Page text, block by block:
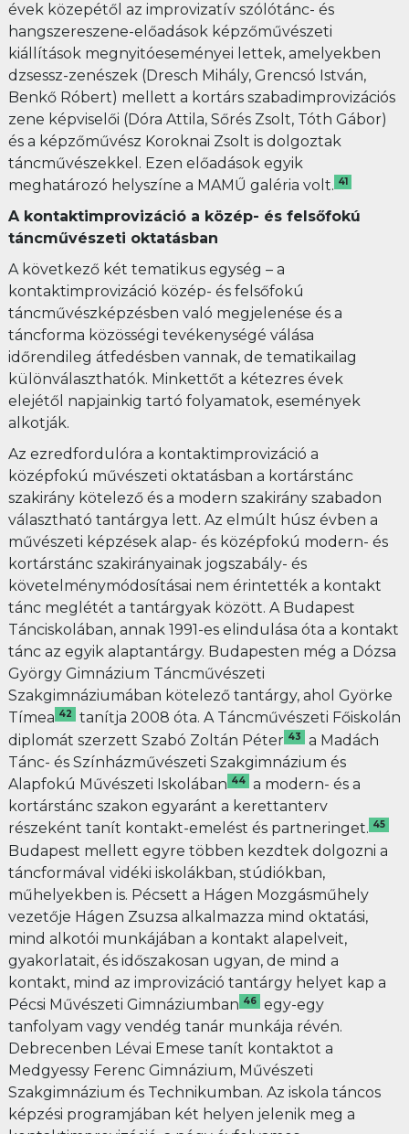
évek közepétől az improvizatív szólótánc- és
hangszereszene-előadások képzőművészeti
kiállítások megnyitóeseményei lettek, amelyekben
dzsessz-zenészek (Dresch Mihály, Grencsó István,
Benkő Róbert) mellett a kortárs szabadimprovizációs
zene képviselői (Dóra Attila, Sőrés Zsolt, Tóth Gábor)
és a képzőművész Koroknai Zsolt is dolgoztak
táncművészekkel. Ezen előadások egyik
meghatározó helyszíne a MAMŰ galéria volt. 41
A kontaktimprovizáció a közép- és felsőfokú
táncművészeti oktatásban
A következő két tematikus egység – a
kontaktimprovizáció közép- és felsőfokú
táncművészképzésben való megjelenése és a
táncforma közösségi tevékenységé válása
időrendileg átfedésben vannak, de tematikailag
különválaszthatók. Minkettőt a kétezres évek
elejétől napjainkig tartó folyamatok, események
alkotják.
Az ezredfordulóra a kontaktimprovizáció a
középfokú művészeti oktatásban a kortárstánc
szakirány kötelező és a modern szakirány szabadon
választható tantárgya lett. Az elmúlt húsz évben a
művészeti képzések alap- és középfokú modern- és
kortárstánc szakirányainak jogszabály- és
követelménymódosításai nem érintették a kontakt
tánc meglétét a tantárgyak között. A Budapest
Tánciskolában, annak 1991-es elindulása óta a kontakt
tánc az egyik alaptantárgy. Budapesten még a Dózsa
György Gimnázium Táncművészeti
Szakgimnáziumában kötelező tantárgy, ahol Györke
Tímea 42
tanítja 2008 óta. A Táncművészeti Főiskolán
diplomát szerzett Szabó Zoltán Péter 43
a Madách
Tánc- és Színházművészeti Szakgimnázium és
Alapfokú Művészeti Iskolában 44
a modern- és a
kortárstánc szakon egyaránt a kerettanterv
részeként tanít kontakt-emelést és partneringet. 45
Budapest mellett egyre többen kezdtek dolgozni a
táncformával vidéki iskolákban, stúdiókban,
műhelyekben is. Pécsett a Hágen Mozgásműhely
vezetője Hágen Zsuzsa alkalmazza mind oktatási,
mind alkotói munkájában a kontakt alapelveit,
gyakorlatait, és időszakosan ugyan, de mind a
kontakt, mind az improvizáció tantárgy helyet kap a
Pécsi Művészeti Gimnáziumban 46
egy-egy
tanfolyam vagy vendég tanár munkája révén.
Debrecenben Lévai Emese tanít kontaktot a
Medgyessy Ferenc Gimnázium, Művészeti
Szakgimnázium és Technikumban. Az iskola táncos
képzési programjában két helyen jelenik meg a